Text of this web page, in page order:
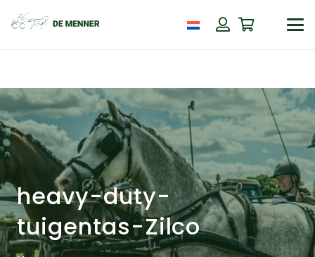
heavy-duty-
tuigentas-Zilco